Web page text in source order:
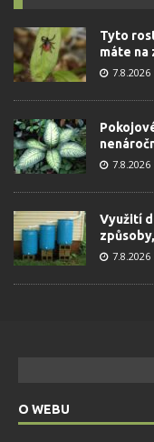
Tyto
máte na
7.8.2026
7.8.2026
Využití
7.8.2026
O WEBU